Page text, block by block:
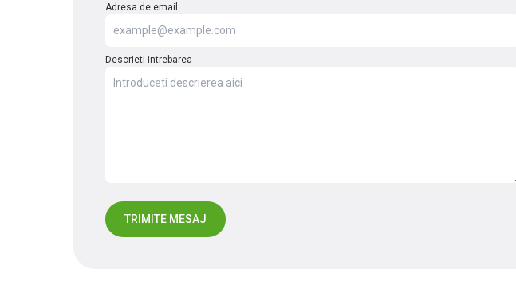
Adresa de email
Descrieti intrebarea